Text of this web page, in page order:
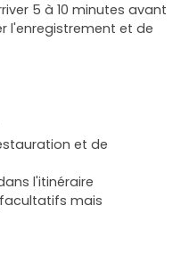
5 à 10 minutes avant
l'enregistrement et de
et de
l'itinéraire
mais